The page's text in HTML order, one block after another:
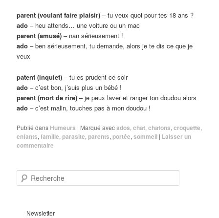
parent (voulant faire plaisir) – tu veux quoi pour tes 18 ans ?
ado – heu attends… une voiture ou un mac
parent (amusé) – nan sérieusement !
ado – ben sérieusement, tu demande, alors je te dis ce que je
veux
patent (inquiet) – tu es prudent ce soir
ado – c’est bon, j’suis plus un bébé !
parent (mort de rire) – je peux laver et ranger ton doudou alors
ado – c’est malin, touches pas à mon doudou !
Publié dans Humeurs | Marqué avecados,chat,chatons,croquette,
enfants,famille, parasite, parents, portée,sommeil | Laisser un
commentaire
e
Newsletter